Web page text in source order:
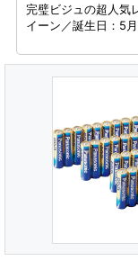
完璧ビジュの超人気
イーン／誕生日：5